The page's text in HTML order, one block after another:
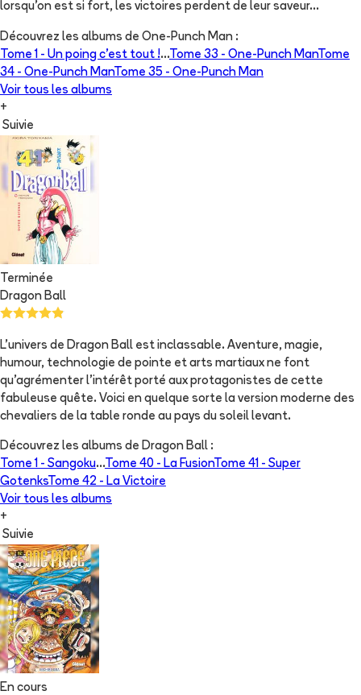
lorsqu'on est si fort, les victoires perdent de leur saveur...
Découvrez les albums de One-Punch Man :
Tome 1 - Un poing c’est tout !...Tome 33 - One-Punch ManTome
34 - One-Punch ManTome 35 - One-Punch Man
Voir tous les albums
+
Suivie
Terminée
Dragon Ball
L'univers de Dragon Ball est inclassable. Aventure, magie,
humour, technologie de pointe et arts martiaux ne font
qu'agrémenter l'intérêt porté aux protagonistes de cette
fabuleuse quête. Voici en quelque sorte la version moderne des
chevaliers de la table ronde au pays du soleil levant.
Découvrez les albums de Dragon Ball :
Tome 1 - Sangoku...Tome 40 - La FusionTome 41 - Super
GotenksTome 42 - La Victoire
Voir tous les albums
+
Suivie
En cours